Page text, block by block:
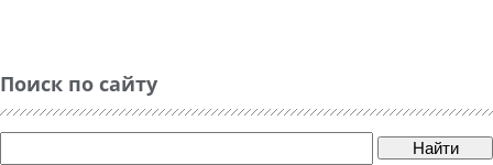
Поиск по сайту
Найти